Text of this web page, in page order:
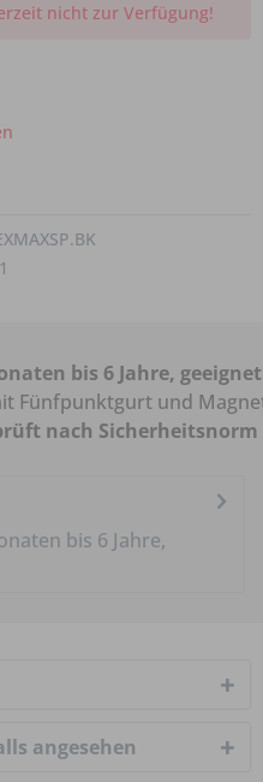
nicht zur Verfügung!
bis 6 Jahre,
Fünfpunktgurt und
nach Sicherheitsnorm
bis 6 Jahre,
angesehen